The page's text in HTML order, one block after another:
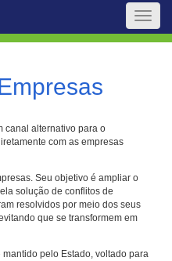
Toggle
canal alternativo para o
com as empresas
Seu objetivo é ampliar o
solução de conflitos de
resolvidos por meio dos seus
que se transformem em
pelo Estado, voltado para